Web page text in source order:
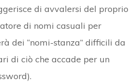
di avvalersi del proprio
di nomi casuali per
dei “nomi-stanza” difficili da
di ciò che accade per un